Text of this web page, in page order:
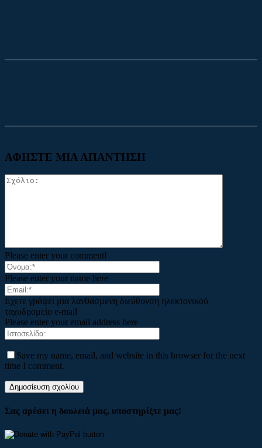
ΑΦΗΣΤΕ ΜΙΑ ΑΠΑΝΤΗΣΗ
Please enter your comment!
Please enter your name here
Εχετε γράψει μια λανθασμενη διεύθυνση ηλεκτονικού
ταχυδρομείο e-mail
Please enter your email address here
Save my name, email, and website in this browser for the next
time I comment.
Σας αρέσει η δουλειά μας, υποστηρίξτε μας!